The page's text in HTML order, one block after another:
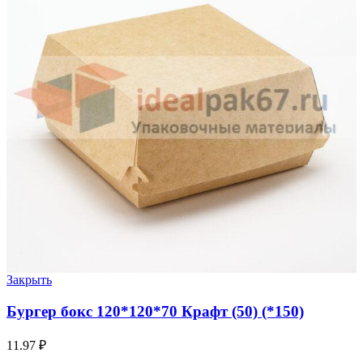
Закрыть
Бургер бокс 120*120*70 Крафт (50) (*150)
11.97 ₽